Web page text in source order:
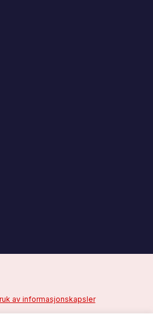
av informasjonskapsler